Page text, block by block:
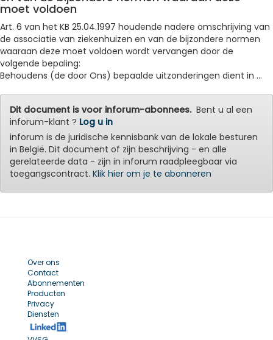
moet voldoen
Art. 6 van het KB 25.04.1997 houdende nadere omschrijving van
de associatie van ziekenhuizen en van de bijzondere normen
waaraan deze moet voldoen wordt vervangen door de
volgende bepaling:
Behoudens (de door Ons) bepaalde uitzonderingen dient in ...
Dit document is voor inforum-abonnees.Bent u al een
inforum-klant ? Log u in
inforum is de juridische kennisbank van de lokale besturen
in België. Dit document of zijn beschrijving - en alle
gerelateerde data - zijn in inforum raadpleegbaar via
toegangscontract. Klik hier om je te abonneren
Over ons
Contact
Abonnementen
Producten
Privacy
Diensten